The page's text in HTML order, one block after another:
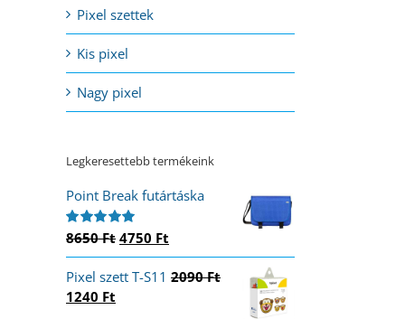
Pixel szettek
Kis pixel
Nagy pixel
Legkeresettebb termékeink
Point Break futártáska
Értékelés:
8650Ft Original
price
was:
4750 Ft
price
is:
Pixel szett T-S11 2090Ft
Original
1240 Ft